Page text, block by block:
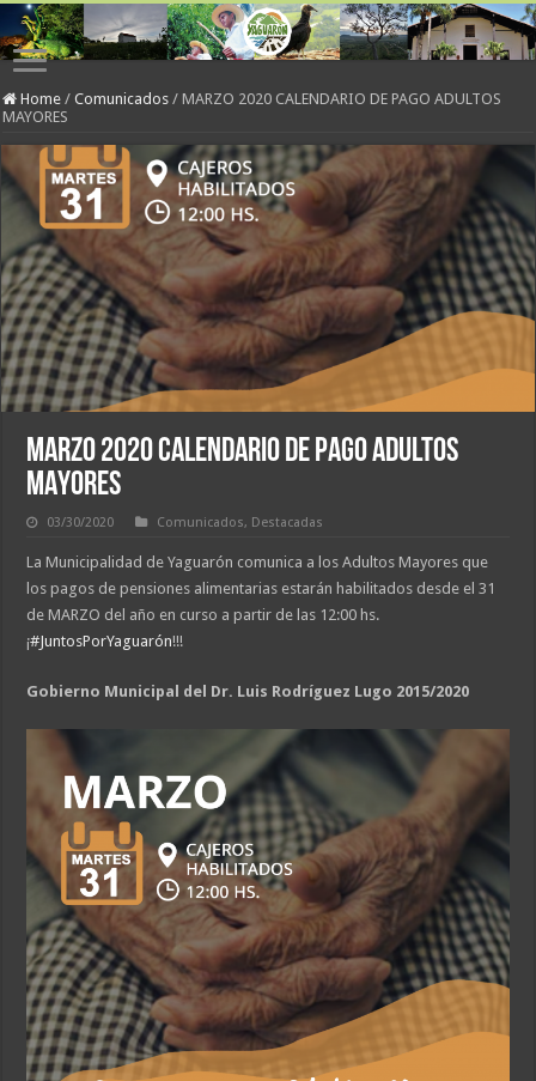
Home / Comunicados / MARZO 2020 CALENDARIO DE PAGO ADULTOS
MAYORES
MARZO 2020 CALENDARIO DE PAGO ADULTOS
MAYORES
03/30/2020 Comunicados, Destacadas
La Municipalidad de Yaguarón comunica a los Adultos Mayores que
los pagos de pensiones alimentarias estarán habilitados desde el 31
de MARZO del año en curso a partir de las 12:00 hs.
¡#JuntosPorYaguarón!!!
Gobierno Municipal del Dr. Luis Rodríguez Lugo 2015/2020